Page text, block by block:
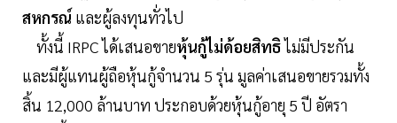
สหกรณ์ และผู้ลงทุนทั่วไป
ทั้งนี้ IRPC ได้เสนอขายหุ้นกู้ไม่ด้อยสิทธิไม่มีประกัน
และมีผู้แทนผู้ถือหุ้นกู้จำนวน 5 รุ่น มูลค่าเสนอขายรวมทั้ง
สิ้น 12,000 ล้านบาท ประกอบด้วยหุ้นกู้อายุ 5 ปี อัตรา